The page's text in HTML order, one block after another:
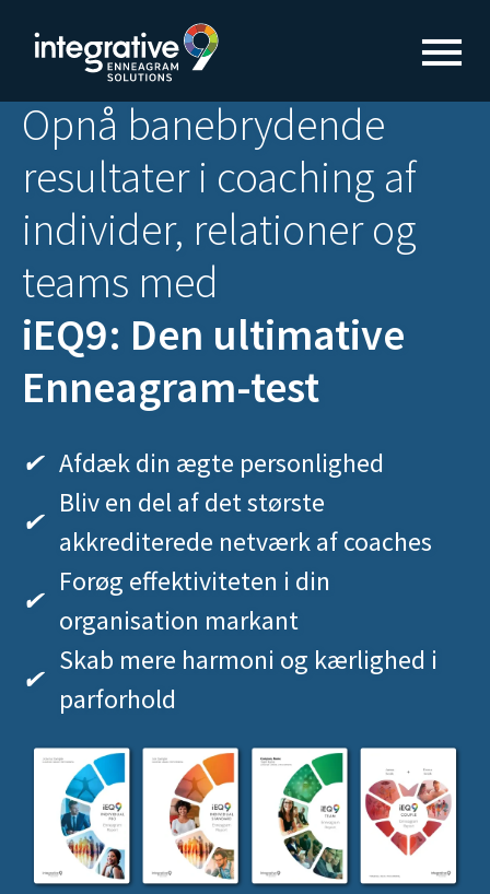
Opnå banebrydende
resultater i coaching af
individer, relationer og
teams med
iEQ9: Den ultimative
Enneagram-test
✔ Afdæk din ægte personlighed
✔
Bliv en del af det største
akkrediterede netværk af coaches
✔
Forøg effektiviteten i din
organisation markant
✔
Skab mere harmoni og kærlighed i
parforhold